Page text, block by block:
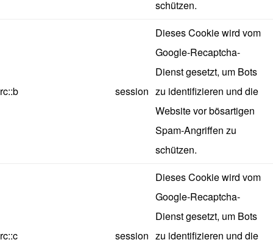
schützen.
rc::b session
Dieses Cookie wird vom
Google-Recaptcha-
Dienst gesetzt, um Bots
zu identifizieren und die
Website vor bösartigen
Spam-Angriffen zu
schützen.
rc::c session
Dieses Cookie wird vom
Google-Recaptcha-
Dienst gesetzt, um Bots
zu identifizieren und die